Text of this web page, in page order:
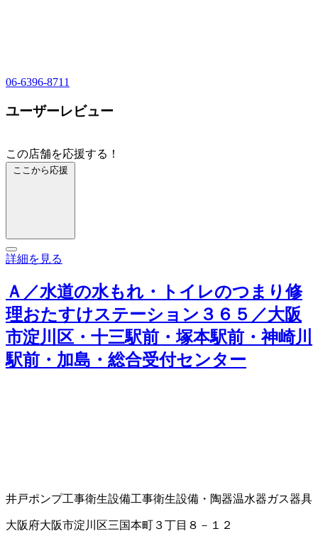
06-6396-8711
ユーザーレビュー
この店舗を応援する！
ここから応援
詳細を見る
Ａ／水道の水もれ・トイレのつまり修
理おたすけステーション３６５／大阪
市淀川区・十三駅前・塚本駅前・神崎川
駅前・加島・総合受付センター
井戸ポンプ工事衛生設備工事衛生設備・陶器温水器ガス器具
大阪府大阪市淀川区三国本町３丁目８－１２